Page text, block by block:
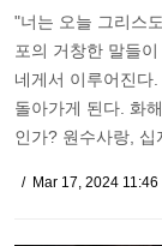
"너는 오늘 그리스
포의 거창한 말들
네게서 이루어진다
돌아가게 된다. 화
인가? 원수사랑,
Mar 17, 2024 11:46